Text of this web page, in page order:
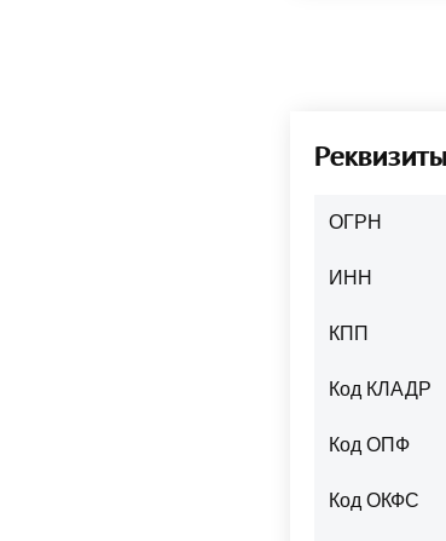
Реквизиты
ОГРН
ИНН
КПП
Код КЛАДР
Код ОПФ
Код ОКФС